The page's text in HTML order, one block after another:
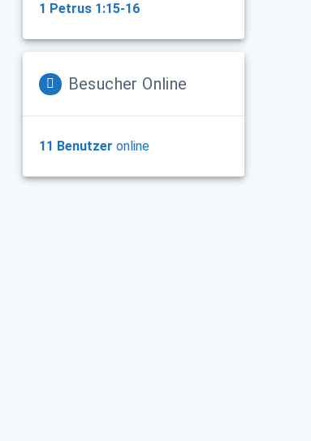
1 Petrus 1:15-16
Besucher Online
11 Benutzer online